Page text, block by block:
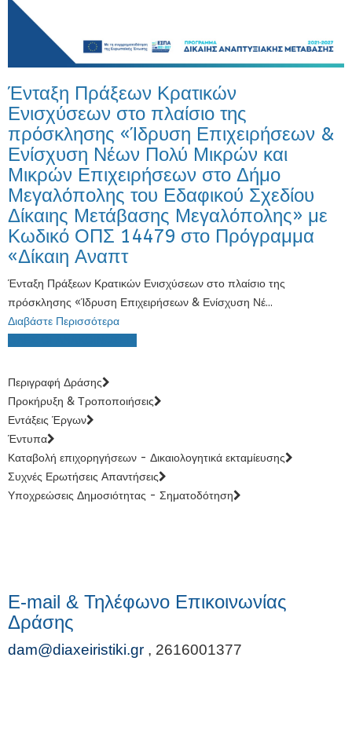
Ένταξη Πράξεων Κρατικών
Ενισχύσεων στο πλαίσιο της
πρόσκλησης «Ίδρυση Επιχειρήσεων &
Ενίσχυση Νέων Πολύ Μικρών και
Μικρών Επιχειρήσεων στο Δήμο
Μεγαλόπολης του Εδαφικού Σχεδίου
Δίκαιης Μετάβασης Μεγαλόπολης» με
Κωδικό ΟΠΣ 14479 στο Πρόγραμμα
«Δίκαιη Αναπτ
Ένταξη Πράξεων Κρατικών Ενισχύσεων στο πλαίσιο της
πρόσκλησης «Ίδρυση Επιχειρήσεων & Ενίσχυση Νέ...
Διαβάστε Περισσότερα
Περιγραφή Δράσης
Προκήρυξη & Τροποποιήσεις
Εντάξεις Έργων
Έντυπα
Καταβολή επιχορηγήσεων - Δικαιολογητικά εκταμίευσης
Συχνές Ερωτήσεις Απαντήσεις
Υποχρεώσεις Δημοσιότητας - Σηματοδότηση
E-mail & Τηλέφωνο Επικοινωνίας
Δράσης
dam@diaxeiristiki.gr , 2616001377